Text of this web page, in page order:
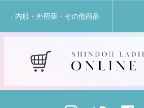
- 内服・外用薬・その他商品